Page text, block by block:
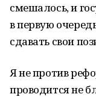
смешалось, и
в первую
сдавать свои
Я не против
проводится не